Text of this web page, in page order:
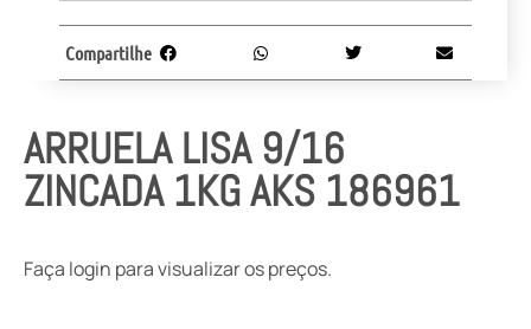
ARRUELA LISA 9/16
ZINCADA 1KG AKS 186961
Faça login para visualizar os preços.
Compartilhe